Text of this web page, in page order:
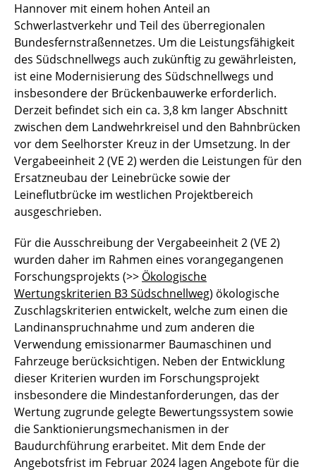
Hannover mit einem hohen Anteil an
Schwerlastverkehr und Teil des überregionalen
Bundesfernstraßennetzes. Um die Leistungsfähigkeit
des Südschnellwegs auch zukünftig zu gewährleisten,
ist eine Modernisierung des Südschnellwegs und
insbesondere der Brückenbauwerke erforderlich.
Derzeit befindet sich ein ca. 3,8 km langer Abschnitt
zwischen dem Landwehrkreisel und den Bahnbrücken
vor dem Seelhorster Kreuz in der Umsetzung. In der
Vergabeeinheit 2 (VE 2) werden die Leistungen für den
Ersatzneubau der Leinebrücke sowie der
Leineflutbrücke im westlichen Projektbereich
ausgeschrieben.
Für die Ausschreibung der Vergabeeinheit 2 (VE 2)
wurden daher im Rahmen eines vorangegangenen
Forschungsprojekts (>> Ökologische
Wertungskriterien B3 Südschnellweg) ökologische
Zuschlagskriterien entwickelt, welche zum einen die
Landinanspruchnahme und zum anderen die
Verwendung emissionarmer Baumaschinen und
Fahrzeuge berücksichtigen. Neben der Entwicklung
dieser Kriterien wurden im Forschungsprojekt
insbesondere die Mindestanforderungen, das der
Wertung zugrunde gelegte Bewertungssystem sowie
die Sanktionierungsmechanismen in der
Baudurchführung erarbeitet. Mit dem Ende der
Angebotsfrist im Februar 2024 lagen Angebote für die